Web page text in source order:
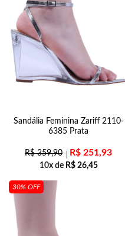
Sandália Feminina Zariff 2110-
6385 Prata
R$359,90 R$ 251,93
10x de R$26,45
30% OFF